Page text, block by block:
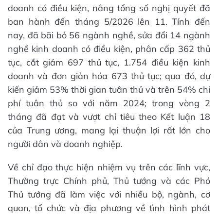
doanh có điều kiện, nâng tổng số nghị quyết đã
ban hành đến tháng 5/2026 lên 11. Tính đến
nay, đã bãi bỏ 56 ngành nghề, sửa đổi 14 ngành
nghề kinh doanh có điều kiện, phân cấp 362 thủ
tục, cắt giảm 697 thủ tục, 1.754 điều kiện kinh
doanh và đơn giản hóa 673 thủ tục; qua đó, dự
kiến giảm 53% thời gian tuân thủ và trên 54% chi
phí tuân thủ so với năm 2024; trong vòng 2
tháng đã đạt và vượt chỉ tiêu theo Kết luận 18
của Trung ương, mang lại thuận lợi rất lớn cho
người dân và doanh nghiệp.
Về chỉ đạo thực hiện nhiệm vụ trên các lĩnh vực,
Thường trực Chính phủ, Thủ tướng và các Phó
Thủ tướng đã làm việc với nhiều bộ, ngành, cơ
quan, tổ chức và địa phương về tình hình phát